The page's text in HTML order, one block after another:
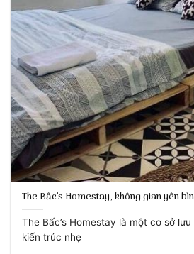
The Bấc’s Homestay, không gian yên
The Bấc’s Homestay là một cơ sở
kiến trúc nhẹ